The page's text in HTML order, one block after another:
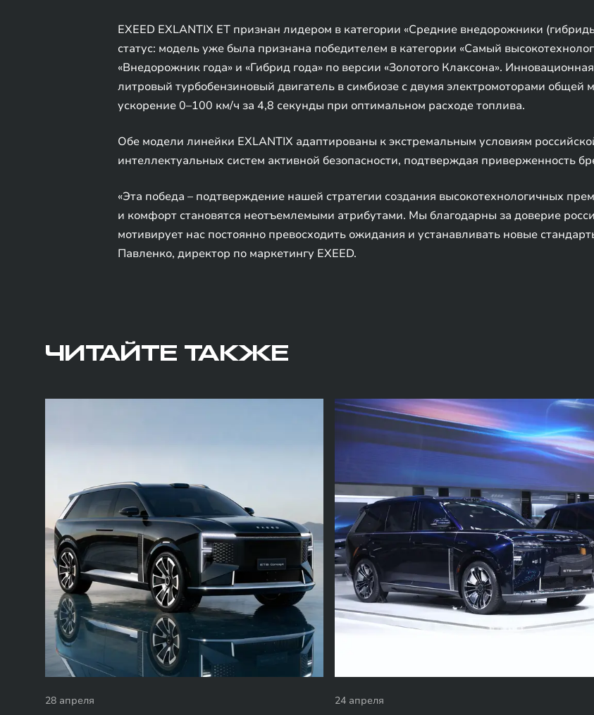
EXEED EXLANTIX ET признан лидером в категории «Средние внедорожники
статус: модель уже была признана победителем в категории «Самый
«Внедорожник года» и «Гибрид года» по версии «Золотого Клаксона».
литровый турбобензиновый двигатель в симбиозе с двумя электромоторами общей
ускорение 0–100 км/ч за 4,8 секунды при оптимальном расходе топлива.
Обе модели линейки EXLANTIX адаптированы к экстремальным условиям
интеллектуальных систем активной безопасности, подтверждая приверженность
«Эта победа – подтверждение нашей стратегии создания высокотехнологичных
и комфорт становятся неотъемлемыми атрибутами. Мы благодарны за доверие
мотивирует нас постоянно превосходить ожидания и устанавливать новые
Павленко, директор по маркетингу EXEED.
ЧИТАЙТЕ ТАКЖЕ
28 апреля 24 апреля